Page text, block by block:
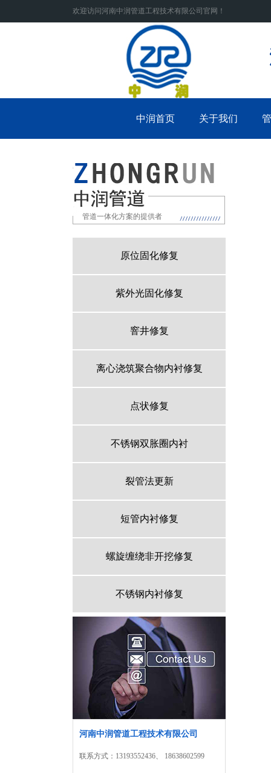
欢迎访问河南中润管道工程技术有限公司官网！
中润首页 关于我们
管道一体化方案的提供者
原位固化修复
紫外光固化修复
窨井修复
离心浇筑聚合物内衬修复
点状修复
不锈钢双胀圈内衬
裂管法更新
短管内衬修复
螺旋缠绕非开挖修复
不锈钢内衬修复
河南中润管道工程技术有限公司
联系方式：13193552436、 18638602599